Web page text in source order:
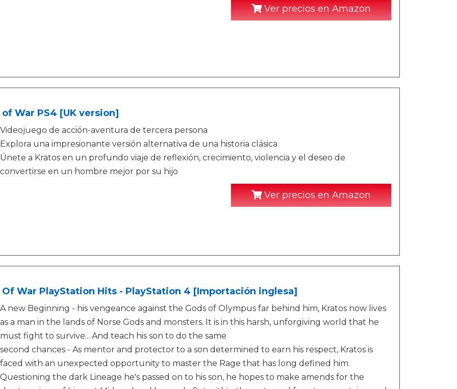
Ver precios en Amazon
of War PS4 [UK version]
Videojuego de acción-aventura de tercera persona
Explora una impresionante versión alternativa de una historia clásica
Únete a Kratos en un profundo viaje de reflexión, crecimiento, violencia y el deseo de
convertirse en un hombre mejor por su hijo
Ver precios en Amazon
Of War PlayStation Hits - PlayStation 4 [Importación inglesa]
A new Beginning - his vengeance against the Gods of Olympus far behind him, Kratos now lives
as a man in the lands of Norse Gods and monsters. It is in this harsh, unforgiving world that he
must fight to survive... And teach his son to do the same
second chances - As mentor and protector to a son determined to earn his respect, Kratos is
faced with an unexpected opportunity to master the Rage that has long defined him.
Questioning the dark Lineage he's passed on to his son, he hopes to make amends for the